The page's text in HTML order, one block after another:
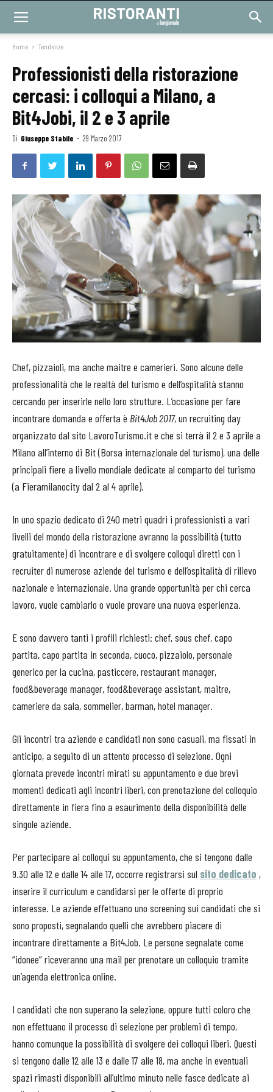
Home Tendenze
Professionisti della ristorazione
cercasi: i colloqui a Milano, a
Bit4Jobi, il 2 e 3 aprile
Di Giuseppe Stabile - 29 Marzo 2017
Chef, pizzaioli, ma anche maitre e camerieri. Sono alcune delle
professionalità che le realtà del turismo e dell’ospitalità stanno
cercando per inserirle nello loro strutture. L’occasione per fare
incontrare domanda e offerta è Bit4Job 2017, un recruiting day
organizzato dal sito LavoroTurismo.it e che si terrà il 2 e 3 aprile a
Milano all’interno di Bit (Borsa internazionale del turismo), una delle
principali fiere a livello mondiale dedicate al comparto del turismo
(a Fieramilanocity dal 2 al 4 aprile).
In uno spazio dedicato di 240 metri quadri i professionisti a vari
livelli del mondo della ristorazione avranno la possibilità (tutto
gratuitamente) di incontrare e di svolgere colloqui diretti con i
recruiter di numerose aziende del turismo e dell’ospitalità di rilievo
nazionale e internazionale. Una grande opportunità per chi cerca
lavoro, vuole cambiarlo o vuole provare una nuova esperienza.
E sono davvero tanti i profili richiesti: chef, sous chef, capo
partita, capo partita in seconda, cuoco, pizzaiolo, personale
generico per la cucina, pasticcere, restaurant manager,
food&beverage manager, food&beverage assistant, maitre,
cameriere da sala, sommelier, barman, hotel manager.
Gli incontri tra aziende e candidati non sono casuali, ma fissati in
anticipo, a seguito di un attento processo di selezione. Ogni
giornata prevede incontri mirati su appuntamento e due brevi
momenti dedicati agli incontri liberi, con prenotazione del colloquio
direttamente in fiera fino a esaurimento della disponibilità delle
singole aziende.
Per partecipare ai colloqui su appuntamento, che si tengono dalle
9.30 alle 12 e dalle 14 alle 17, occorre registrarsi sul sito dedicato ,
inserire il curriculum e candidarsi per le offerte di proprio
interesse. Le aziende effettuano uno screening sui candidati che si
sono proposti, segnalando quelli che avrebbero piacere di
incontrare direttamente a Bit4Job. Le persone segnalate come
“idonee” riceveranno una mail per prenotare un colloquio tramite
un’agenda elettronica online.
I candidati che non superano la selezione, oppure tutti coloro che
non effettuano il processo di selezione per problemi di tempo,
hanno comunque la possibilità di svolgere dei colloqui liberi. Questi
si tengono dalle 12 alle 13 e dalle 17 alle 18, ma anche in eventuali
spazi rimasti disponibili all’ultimo minuto nelle fasce dedicate ai